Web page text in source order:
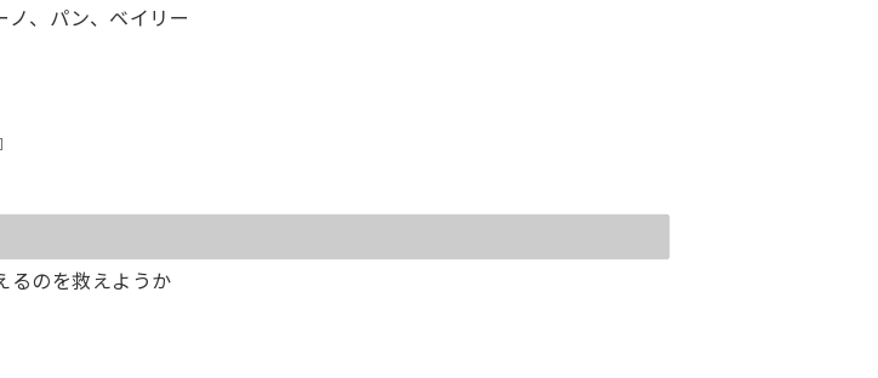
、パン、ベイリー
るのを救えようか